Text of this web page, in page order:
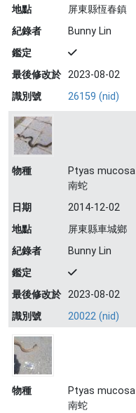
地點
屏東縣恆春鎮
紀錄者
Bunny Lin
鑑定
最後修改於 2023-08-02
識別號
26159 (nid)
物種
Ptyas mucosa
南蛇
日期
2014-12-02
地點
屏東縣車城鄉
紀錄者
Bunny Lin
鑑定
最後修改於 2023-08-02
識別號
20022 (nid)
物種
Ptyas mucosa
南蛇